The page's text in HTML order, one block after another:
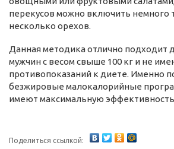
перекусов можно включить немного
несколько орехов.
Данная методика отлично подходит
мужчин с весом свыше 100 кг и не
противопоказаний к диете. Именно
безжировые малокалорийные
имеют максимальную
Поделиться ссылкой: